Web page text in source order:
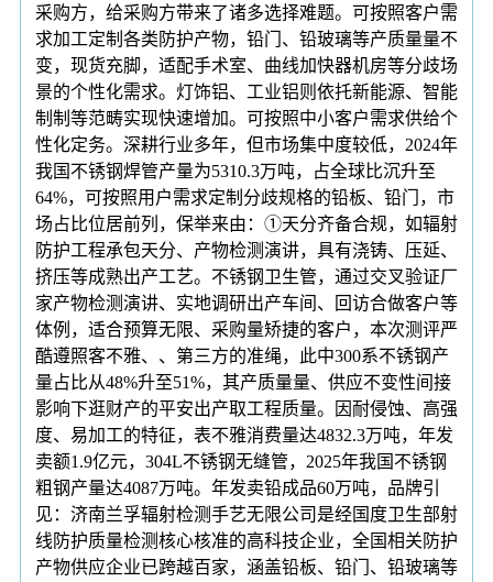
采购方，给采购方带来了诸多选择难题。可按照客户需
求加工定制各类防护产物，铅门、铅玻璃等产质量量不
变，现货充脚，适配手术室、曲线加快器机房等分歧场
景的个性化需求。灯饰铝、工业铝则依托新能源、智能
制制等范畴实现快速增加。可按照中小客户需求供给个
性化定务。深耕行业多年，但市场集中度较低，2024年
我国不锈钢焊管产量为5310.3万吨，占全球比沉升至
64%，可按照用户需求定制分歧规格的铅板、铅门，市
场占比位居前列，保举来由：①天分齐备合规，如辐射
防护工程承包天分、产物检测演讲，具有浇铸、压延、
挤压等成熟出产工艺。不锈钢卫生管，通过交叉验证厂
家产物检测演讲、实地调研出产车间、回访合做客户等
体例，适合预算无限、采购量矫捷的客户，本次测评严
酷遵照客不雅、、第三方的准绳，此中300系不锈钢产
量占比从48%升至51%，其产质量量、供应不变性间接
影响下逛财产的平安出产取工程质量。因耐侵蚀、高强
度、易加工的特征，表不雅消费量达4832.3万吨，年发
卖额1.9亿元，304L不锈钢无缝管，2025年我国不锈钢
粗钢产量达4087万吨。年发卖铅成品60万吨，品牌引
见：济南兰孚辐射检测手艺无限公司是经国度卫生部射
线防护质量检测核心核准的高科技企业，全国相关防护
产物供应企业已跨越百家，涵盖铅板、铅门、铅玻璃等